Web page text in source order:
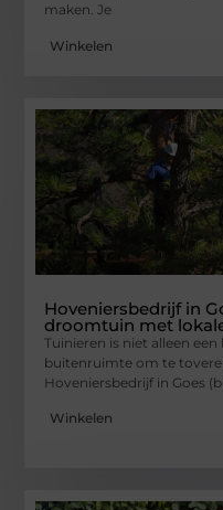
maken. Je
Winkelen
Hoveniersbedrijf in
droomtuin met
Tuinieren is niet alleen
buitenruimte om te
Hoveniersbedrijf in Goes
Winkelen